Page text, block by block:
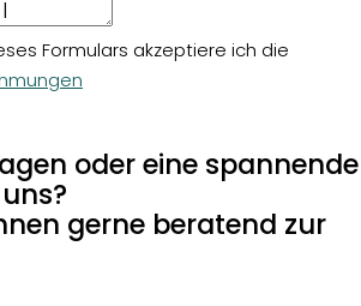
Formulars akzeptiere ich die
oder eine spannende
gerne beratend zur